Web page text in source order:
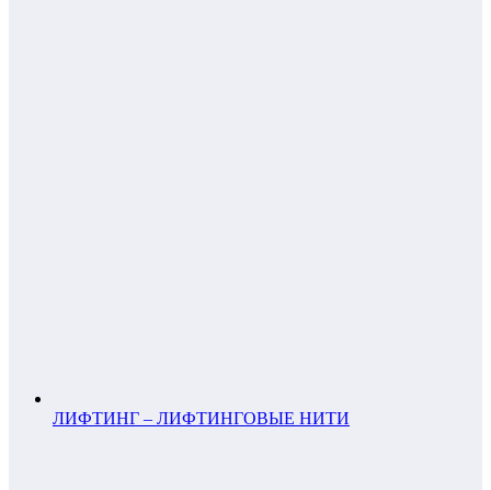
ЛИФТИНГ – ЛИФТИНГОВЫЕ НИТИ